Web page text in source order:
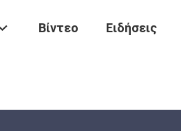
Βίντεο Ειδήσεις